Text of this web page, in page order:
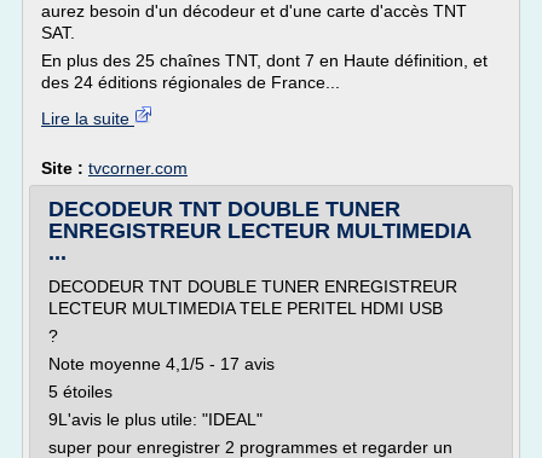
aurez besoin d'un décodeur et d'une carte d'accès TNT
SAT.
En plus des 25 chaînes TNT, dont 7 en Haute définition, et
des 24 éditions régionales de France...
Lire la suite
Site : tvcorner.com
DECODEUR TNT DOUBLE TUNER
ENREGISTREUR LECTEUR MULTIMEDIA
...
DECODEUR TNT DOUBLE TUNER ENREGISTREUR
LECTEUR MULTIMEDIA TELE PERITEL HDMI USB
?
Note moyenne 4,1/5 - 17 avis
5 étoiles
9L'avis le plus utile: "IDEAL"
super pour enregistrer 2 programmes et regarder un